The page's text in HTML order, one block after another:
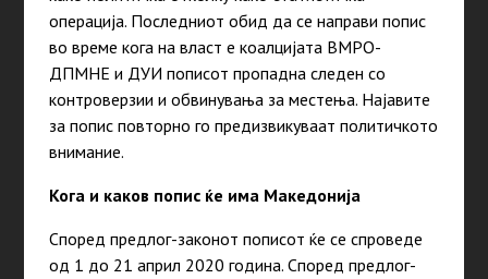
операција. Последниот обид да се направи попис
во време кога на власт е коалцијата ВМРО-
ДПМНЕ и ДУИ пописот пропадна следен со
контроверзии и обвинувања за местења. Најавите
за попис повторно го предизвикуваат политичкото
внимание.
Кога и каков попис ќе има Македонија
Според предлог-законот пописот ќе се спроведе
од 1 до 21 април 2020 година. Според предлог-